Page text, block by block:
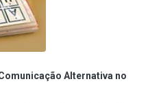
Alternativa no